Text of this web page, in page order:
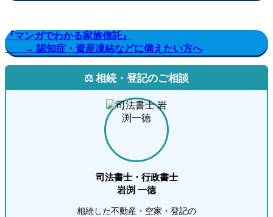
『マンガでわかる家族信託』
→ 認知症・資産凍結などに備えたい方へ
⚖️ 相続・登記のご相談
司法書士・行政書士
岩渕 一徳
相続した不動産・空家・登記の